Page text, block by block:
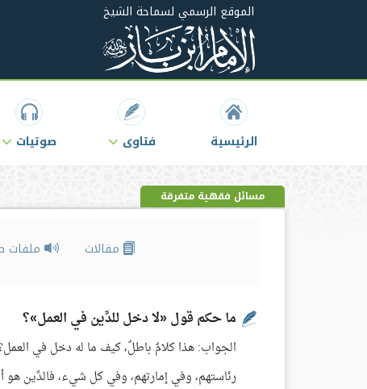
الموقع الرسمي لسماحة الشيخ
الرئيسية فتاوى صوتيات
مسائل فقهية متفرقة
مقالات ملفات
ما حكم قول «لا دخل للدِّين في العمل»؟
الجواب: هذا كلامٌ باطلٌ، كيف ما له دخل في
رئاستهم، وفي إمارتهم، وفي كل شيء، فالدِّين